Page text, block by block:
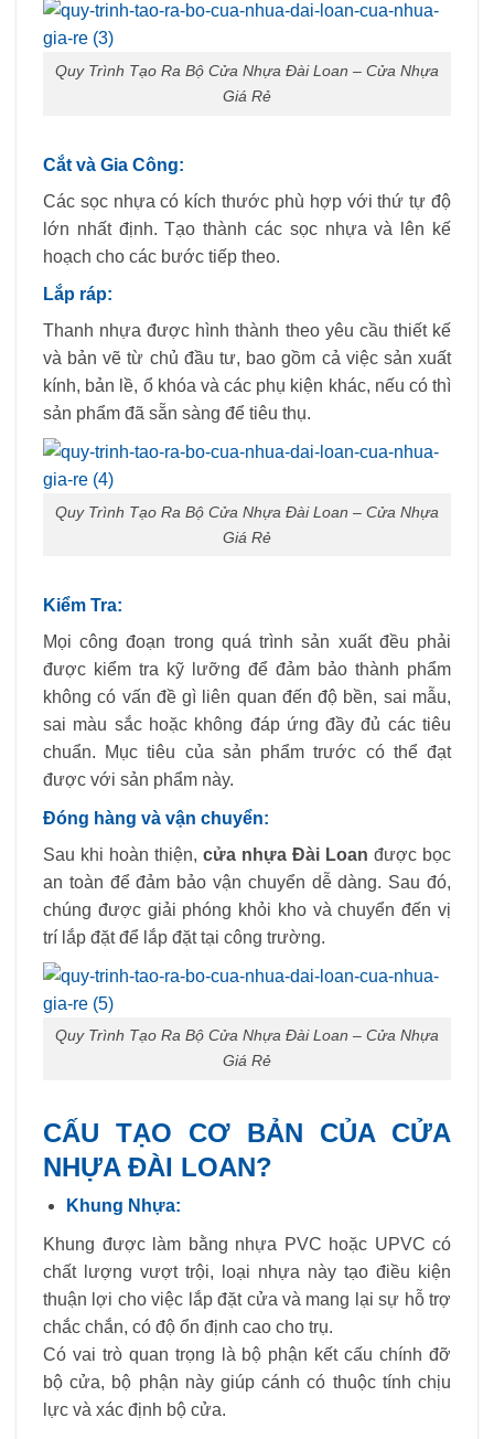
Quy Trình Tạo Ra Bộ Cửa Nhựa Đài Loan – Cửa Nhựa
Giá Rẻ
Cắt và Gia Công:
Các sọc nhựa có kích thước phù hợp với thứ tự độ
lớn nhất định. Tạo thành các sọc nhựa và lên kế
hoạch cho các bước tiếp theo.
Lắp ráp:
Thanh nhựa được hình thành theo yêu cầu thiết kế
và bản vẽ từ chủ đầu tư, bao gồm cả việc sản xuất
kính, bản lề, ổ khóa và các phụ kiện khác, nếu có thì
sản phẩm đã sẵn sàng để tiêu thụ.
Quy Trình Tạo Ra Bộ Cửa Nhựa Đài Loan – Cửa Nhựa
Giá Rẻ
Kiểm Tra:
Mọi công đoạn trong quá trình sản xuất đều phải
được kiểm tra kỹ lưỡng để đảm bảo thành phẩm
không có vấn đề gì liên quan đến độ bền, sai mẫu,
sai màu sắc hoặc không đáp ứng đầy đủ các tiêu
chuẩn. Mục tiêu của sản phẩm trước có thể đạt
được với sản phẩm này.
Đóng hàng và vận chuyển:
Sau khi hoàn thiện, cửa nhựa Đài Loan được bọc
an toàn để đảm bảo vận chuyển dễ dàng. Sau đó,
chúng được giải phóng khỏi kho và chuyển đến vị
trí lắp đặt để lắp đặt tại công trường.
Quy Trình Tạo Ra Bộ Cửa Nhựa Đài Loan – Cửa Nhựa
Giá Rẻ
CẤU TẠO CƠ BẢN CỦA CỬA
NHỰA ĐÀI LOAN?
Khung Nhựa:
Khung được làm bằng nhựa PVC hoặc UPVC có
chất lượng vượt trội, loại nhựa này tạo điều kiện
thuận lợi cho việc lắp đặt cửa và mang lại sự hỗ trợ
chắc chắn, có độ ổn định cao cho trụ.
Có vai trò quan trọng là bộ phận kết cấu chính đỡ
bộ cửa, bộ phận này giúp cánh có thuộc tính chịu
lực và xác định bộ cửa.